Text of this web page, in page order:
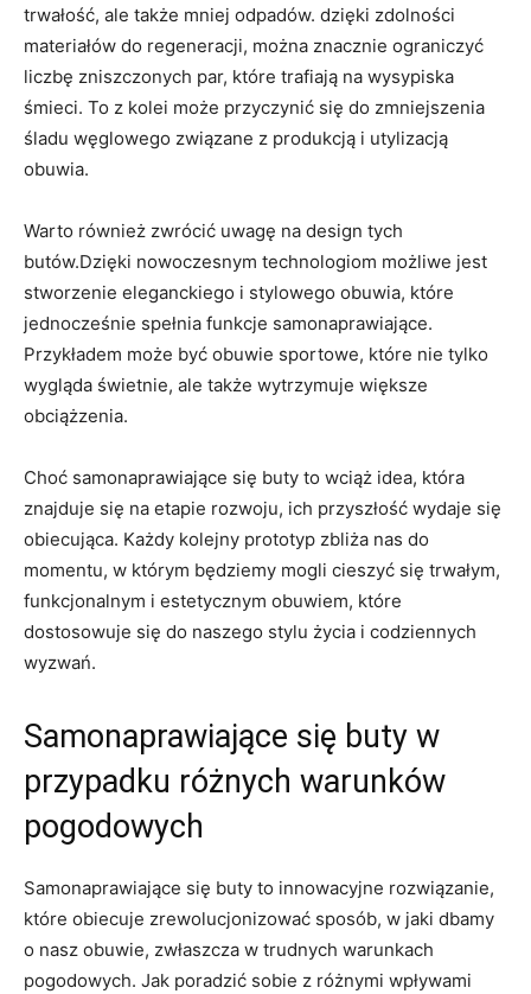
trwałość, ale także mniej odpadów. dzięki zdolności
materiałów do regeneracji, można znacznie ograniczyć
liczbę zniszczonych par, które trafiają na wysypiska
śmieci. To z kolei może przyczynić się do zmniejszenia
śladu węglowego związane z produkcją i utylizacją
obuwia.
Warto również zwrócić uwagę na design tych
butów.Dzięki nowoczesnym technologiom możliwe jest
stworzenie eleganckiego i stylowego obuwia, które
jednocześnie spełnia funkcje samonaprawiające.
Przykładem może być obuwie sportowe, które nie tylko
wygląda świetnie, ale także wytrzymuje większe
obciążzenia.
Choć samonaprawiające się buty to wciąż idea, która
znajduje się na etapie rozwoju, ich przyszłość wydaje się
obiecująca. Każdy kolejny prototyp zbliża nas do
momentu, w którym będziemy mogli cieszyć się trwałym,
funkcjonalnym i estetycznym obuwiem, które
dostosowuje się do naszego stylu życia i codziennych
wyzwań.
Samonaprawiające się buty w
przypadku różnych warunków
pogodowych
Samonaprawiające się buty to innowacyjne rozwiązanie,
które obiecuje zrewolucjonizować sposób, w jaki dbamy
o nasz obuwie, zwłaszcza w trudnych warunkach
pogodowych. Jak poradzić sobie z różnymi wpływami